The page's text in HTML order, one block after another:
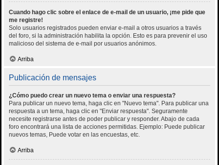
Cuando hago clic sobre el enlace de e-mail de un usuario, ¡me pide que
me registre!
Solo usuarios registrados pueden enviar e-mail a otros usuarios a través
del foro, si la administración habilita la opción. Esto es para prevenir el uso
malicioso del sistema de e-mail por usuarios anónimos.
Arriba
Publicación de mensajes
¿Cómo puedo crear un nuevo tema o enviar una respuesta?
Para publicar un nuevo tema, haga clic en "Nuevo tema". Para publicar una
respuesta a un tema, haga clic en "Enviar respuesta". Seguramente
necesite registrarse antes de poder publicar y responder. Abajo de cada
foro encontrará una lista de acciones permitidas. Ejemplo: Puede publicar
nuevos temas, Puede votar en las encuestas, etc.
Arriba